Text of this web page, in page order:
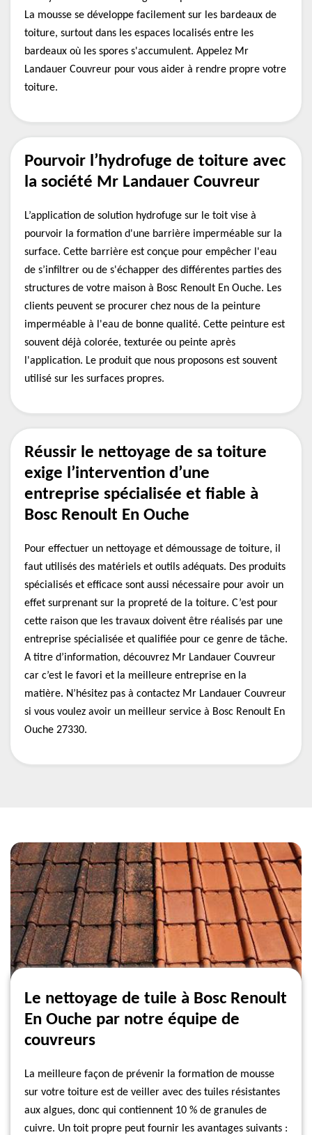
La mousse se développe facilement sur les bardeaux de
toiture, surtout dans les espaces localisés entre les
bardeaux où les spores s'accumulent. Appelez Mr
Landauer Couvreur pour vous aider à rendre propre votre
toiture.
Pourvoir l’hydrofuge de toiture avec
la société Mr Landauer Couvreur
L’application de solution hydrofuge sur le toit vise à
pourvoir la formation d'une barrière imperméable sur la
surface. Cette barrière est conçue pour empêcher l'eau
de s’infiltrer ou de s'échapper des différentes parties des
structures de votre maison à Bosc Renoult En Ouche. Les
clients peuvent se procurer chez nous de la peinture
imperméable à l'eau de bonne qualité. Cette peinture est
souvent déjà colorée, texturée ou peinte après
l'application. Le produit que nous proposons est souvent
utilisé sur les surfaces propres.
Réussir le nettoyage de sa toiture
exige l’intervention d’une
entreprise spécialisée et fiable à
Bosc Renoult En Ouche
Pour effectuer un nettoyage et démoussage de toiture, il
faut utilisés des matériels et outils adéquats. Des produits
spécialisés et efficace sont aussi nécessaire pour avoir un
effet surprenant sur la propreté de la toiture. C’est pour
cette raison que les travaux doivent être réalisés par une
entreprise spécialisée et qualifiée pour ce genre de tâche.
A titre d’information, découvrez Mr Landauer Couvreur
car c’est le favori et la meilleure entreprise en la
matière. N’hésitez pas à contactez Mr Landauer Couvreur
si vous voulez avoir un meilleur service à Bosc Renoult En
Ouche 27330.
Le nettoyage de tuile à Bosc Renoult
En Ouche par notre équipe de
couvreurs
La meilleure façon de prévenir la formation de mousse
sur votre toiture est de veiller avec des tuiles résistantes
aux algues, donc qui contiennent 10 % de granules de
cuivre. Un toit propre peut fournir les avantages suivants :